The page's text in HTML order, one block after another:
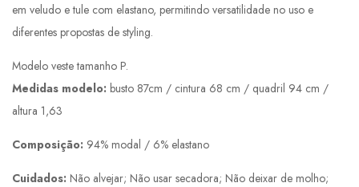
em veludo e tule com elastano, permitindo versatilidade no uso e
diferentes propostas de styling.
Modelo veste tamanho P.
Medidas modelo: busto 87cm / cintura 68 cm / quadril 94 cm /
altura 1,63
Composição: 94% modal / 6% elastano
Cuidados: Não alvejar; Não usar secadora; Não deixar de molho;